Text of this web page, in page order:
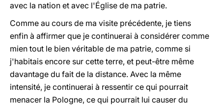
avec la nation et avec l'Église de ma patrie.
Comme au cours de ma visite précédente, je tiens
enfin à affirmer que je continuerai à considérer comme
mien tout le bien véritable de ma patrie, comme si
j'habitais encore sur cette terre, et peut-être même
davantage du fait de la distance. Avec la même
intensité, je continuerai à ressentir ce qui pourrait
menacer la Pologne, ce qui pourrait lui causer du